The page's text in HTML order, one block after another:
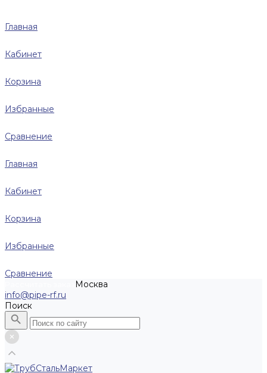
Главная
Кабинет
Корзина
Избранные
Сравнение
Главная
Кабинет
Корзина
Избранные
Сравнение
Москва
info@pipe-rf.ru
Поиск